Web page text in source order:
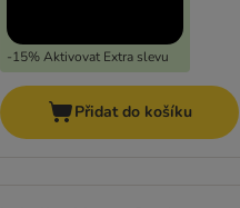
-15% Aktivovat Extra slevu
Přidat do košíku